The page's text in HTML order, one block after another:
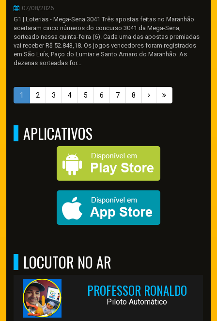
07/08/2026
G1 | Loterias - Mega-Sena 3041 Três apostas feitas no Maranhão
acertaram cinco números do concurso 3041 da Mega-Sena,
sorteado nessa quinta-feira (6). Cada uma das apostas premiadas
vai receber R$ 52.843,18. Os jogos vencedores foram registrados
em São Luís, Paço do Lumiar e Santo Amaro do Maranhão. As
dezenas sorteadas for...
1 2 3 4 5 6 7 8
APLICATIVOS
LOCUTOR NO AR
PROFESSOR RONALDO
Piloto Automático